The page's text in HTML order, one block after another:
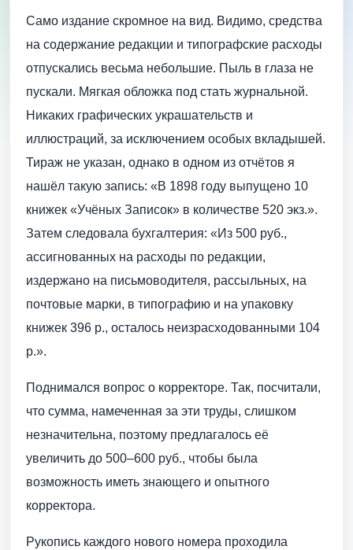
Само издание скромное на вид. Видимо, средства
на содержание редакции и типографские расходы
отпускались весьма небольшие. Пыль в глаза не
пускали. Мягкая обложка под стать журнальной.
Никаких графических украшательств и
иллюстраций, за исключением особых вкладышей.
Тираж не указан, однако в одном из отчётов я
нашёл такую запись: «В 1898 году выпущено 10
книжек «Учёных Записок» в количестве 520 экз.».
Затем следовала бухгалтерия: «Из 500 руб.,
ассигнованных на расходы по редакции,
издержано на письмоводителя, рассыльных, на
почтовые марки, в типографию и на упаковку
книжек 396 р., осталось неизрасходованными 104
р.».
Поднимался вопрос о корректоре. Так, посчитали,
что сумма, намеченная за эти труды, слишком
незначительна, поэтому предлагалось её
увеличить до 500–600 руб., чтобы была
возможность иметь знающего и опытного
корректора.
Рукопись каждого нового номера проходила